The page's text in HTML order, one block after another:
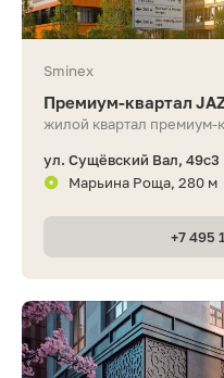
Sminex
Премиум-квартал
жилой квартал премиум-
ул. Сущёвский Вал, 49с3
Марьина Роща, 280 м
+7 495